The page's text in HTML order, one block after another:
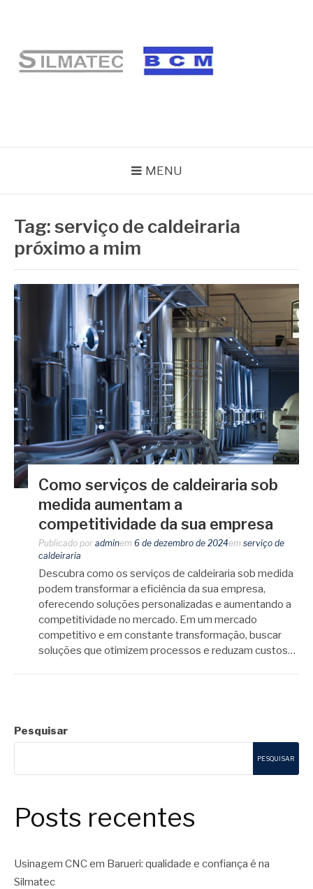
conteúdo
MENU
Tag:serviço de caldeiraria
próximo a mim
Como serviços de caldeiraria sob
medida aumentam a
competitividade da sua empresa
Publicado por adminem 6 de dezembro de 2024em serviço de
caldeiraria
Descubra como os serviços de caldeiraria sob medida
podem transformar a eficiência da sua empresa,
oferecendo soluções personalizadas e aumentando a
competitividade no mercado. Em um mercado
competitivo e em constante transformação, buscar
soluções que otimizem processos e reduzam custos…
Pesquisar
PESQUISAR
Posts recentes
Usinagem CNC em Barueri: qualidade e confiança é na
Silmatec